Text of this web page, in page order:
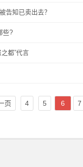
告知已卖出去？
些?
都”代言
页 4 5 6 7